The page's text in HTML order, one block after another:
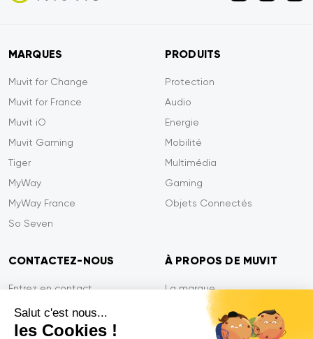
Salut c'est nous...
les Cookies !
MARQUES
Muvit for Change
Muvit for France
Muvit iO
Muvit Gaming
Tiger
MyWay
MyWay France
So Seven
PRODUITS
Protection
Audio
Energie
Mobilité
Multimédia
Gaming
Objets Connectés
CONTACTEZ-NOUS
Entrez en contact
Paiement sécurisé
Efficacité du service
À PROPOS DE MUVIT
La marque
Confidentialité